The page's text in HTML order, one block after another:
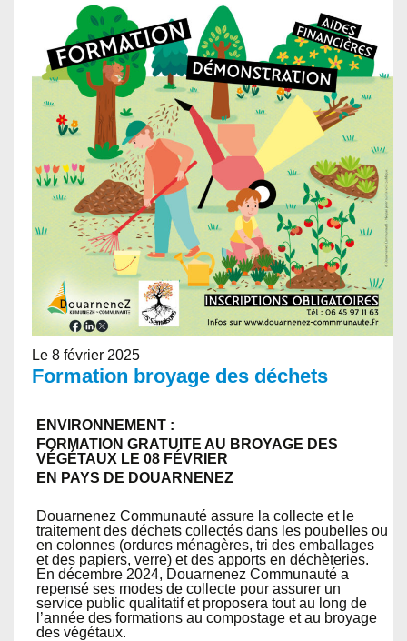
Le 8 février 2025
Formation broyage des déchets
ENVIRONNEMENT :
FORMATION GRATUITE AU BROYAGE DES
VÉGÉTAUX LE 08 FÉVRIER
EN PAYS DE DOUARNENEZ
Douarnenez Communauté assure la collecte et le
traitement des déchets collectés dans les poubelles ou
en colonnes (ordures ménagères, tri des emballages
et des papiers, verre) et des apports en déchèteries.
En décembre 2024, Douarnenez Communauté a
repensé ses modes de collecte pour assurer un
service public qualitatif et proposera tout au long de
l’année des formations au compostage et au broyage
des végétaux.